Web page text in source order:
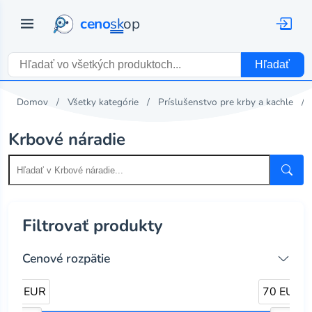
cenoskop
Hľadať
Domov Všetky kategórie Príslušenstvo pre krby a kachle
Krbové náradie
Filtrovať produkty
Cenové rozpätie
4 EUR 70 EUR